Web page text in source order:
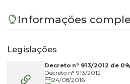
Informações
Legislações
Decreto n° 913/2012 de
Decreto n° 913/2012
24/08/2016